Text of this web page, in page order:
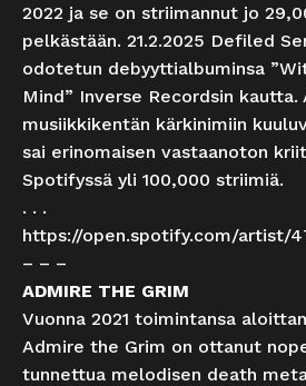
2022 ja se on striimannut jo
pelkästään. 21.2.2025 Defiled
odotetun debyyttialbuminsa
Mind” Inverse Recordsin
musiikkikentän kärkinimiin
sai erinomaisen vastaanoton
Spotifyssä yli 100,000 striimiä.
. . .
https://open.spotify.com/artist/
– – –
ADMIRE THE GRIM
Vuonna 2021 toimintansa
Admire the Grim on ottanut
tunnettua melodisen death